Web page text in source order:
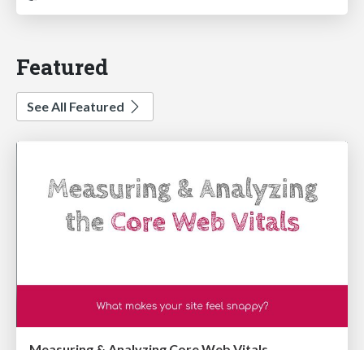
Featured
See All Featured